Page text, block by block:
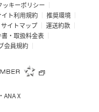
ッキーポリシー
イト利用規約
推奨環境
サイトマップ
運送約款
・取扱料金表
会員規約
ANA X